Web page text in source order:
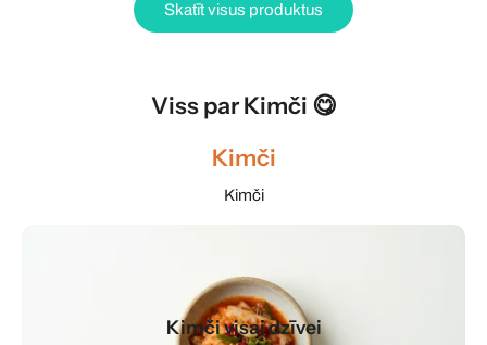
Skatīt visus produktus
Viss par Kimči 😋
Kimči
Kimči
Kimči visai dzīvei